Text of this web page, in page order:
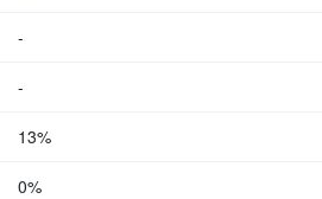
-
-
13%
0%